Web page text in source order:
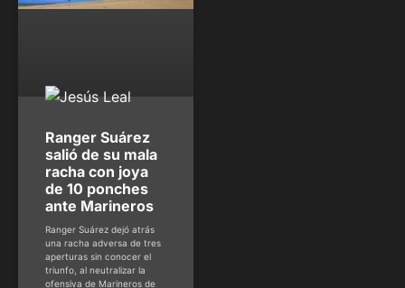
Ranger Suárez
salió de su mala
racha con joya
de 10 ponches
ante Marineros
Ranger Suárez dejó atrás
una racha adversa de tres
aperturas sin conocer el
triunfo, al neutralizar la
ofensiva de Marineros de